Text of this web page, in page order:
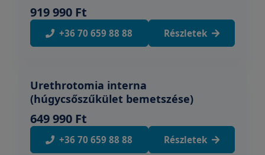
919 990 Ft
+36 70 659 88 88 Részletek
Urethrotomia interna
(húgycsőszűkület bemetszése)
649 990 Ft
+36 70 659 88 88 Részletek